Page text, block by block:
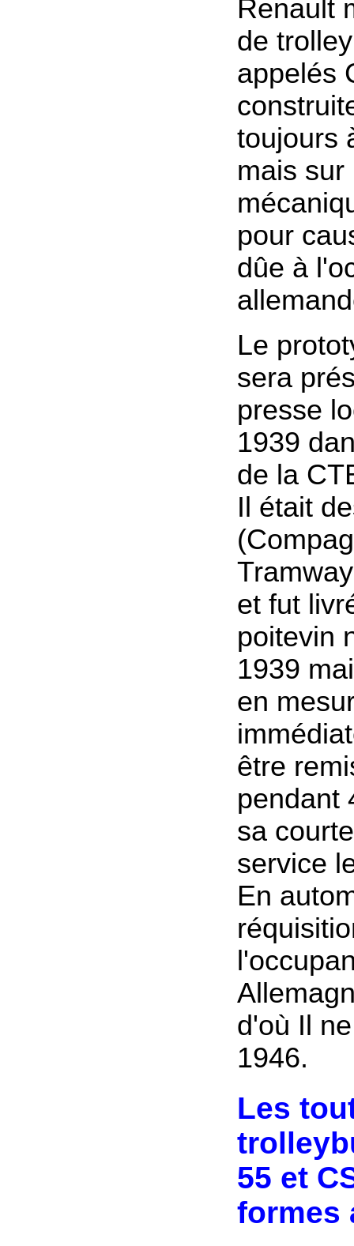
Renault
de
appelés
toujours
mais sur
pour
dûe à
Le
sera
presse
1939
de la
Il était
et fut
poitevin
1939
en
être
pendant
sa
service
En
d'où Il
1946.
Les
55 et
formes